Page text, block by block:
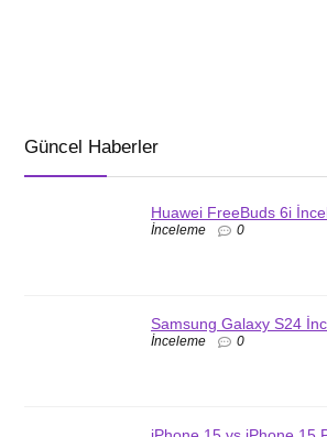
Güncel Haberler
Huawei FreeBuds 6i
İnceleme 0
Samsung Galaxy S24
İnceleme 0